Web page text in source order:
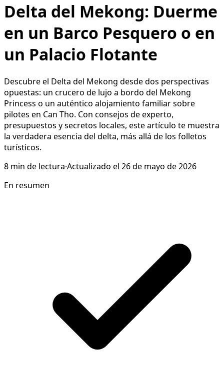
Delta del Mekong: Duerme
en un Barco Pesquero o en
un Palacio Flotante
Descubre el Delta del Mekong desde dos perspectivas
opuestas: un crucero de lujo a bordo del Mekong
Princess o un auténtico alojamiento familiar sobre
pilotes en Can Tho. Con consejos de experto,
presupuestos y secretos locales, este artículo te muestra
la verdadera esencia del delta, más allá de los folletos
turísticos.
8 min de lectura·Actualizado el 26 de mayo de 2026
En resumen